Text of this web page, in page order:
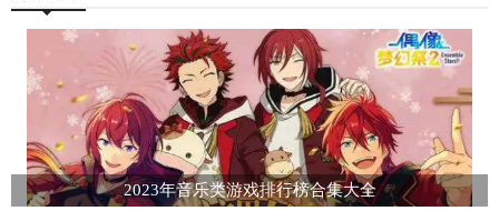
2023年音乐类游戏排行榜合集大全